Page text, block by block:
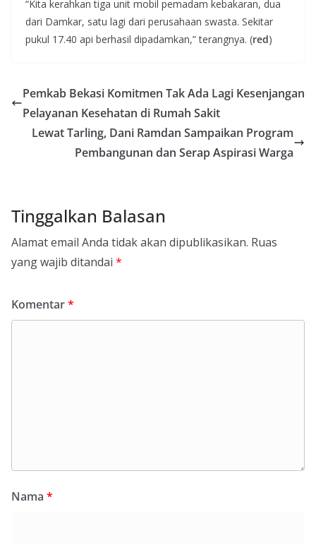
“Kita kerahkan tiga unit mobil pemadam kebakaran, dua
dari Damkar, satu lagi dari perusahaan swasta. Sekitar
pukul 17.40 api berhasil dipadamkan,” terangnya. (red)
Pemkab Bekasi Komitmen Tak Ada Lagi Kesenjangan
Pelayanan Kesehatan di Rumah Sakit
Lewat Tarling, Dani Ramdan Sampaikan Program
Pembangunan dan Serap Aspirasi Warga
Tinggalkan Balasan
Alamat email Anda tidak akan dipublikasikan. Ruas
yang wajib ditandai *
Komentar*
Nama *